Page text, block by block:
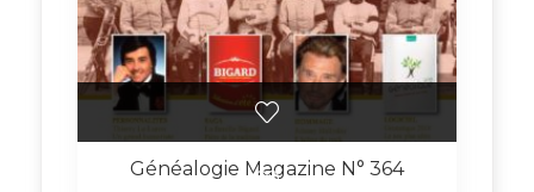
Généalogie Magazine N° 364